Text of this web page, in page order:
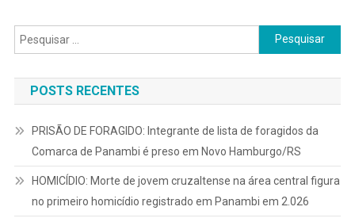
Pesquisar
por:
POSTS RECENTES
PRISÃO DE FORAGIDO: Integrante de lista de foragidos da
Comarca de Panambi é preso em Novo Hamburgo/RS
HOMICÍDIO: Morte de jovem cruzaltense na área central figura
no primeiro homicídio registrado em Panambi em 2.026